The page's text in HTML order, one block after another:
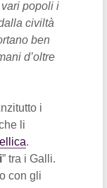
popoli i
civiltà
ben
d’oltre
i
li
.
” tra i Galli.
con gli